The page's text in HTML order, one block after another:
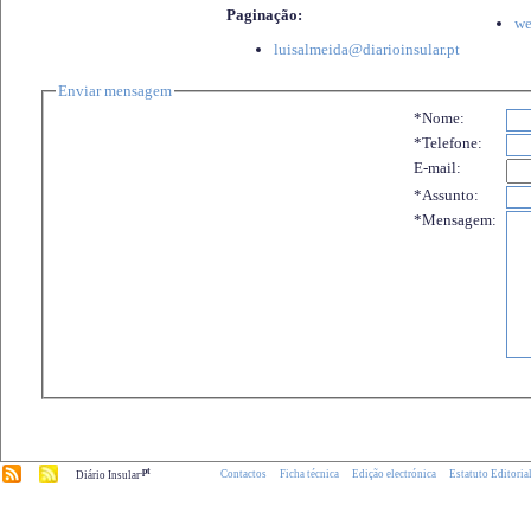
Paginação:
luisalmeida@diarioinsular.pt
Enviar mensagem
*Nome:
*Telefone:
E-mail:
*Assunto:
*Mensagem:
Diário Insular.pt Contactos Ficha técnica Edição electrónica Estatuto Editorial